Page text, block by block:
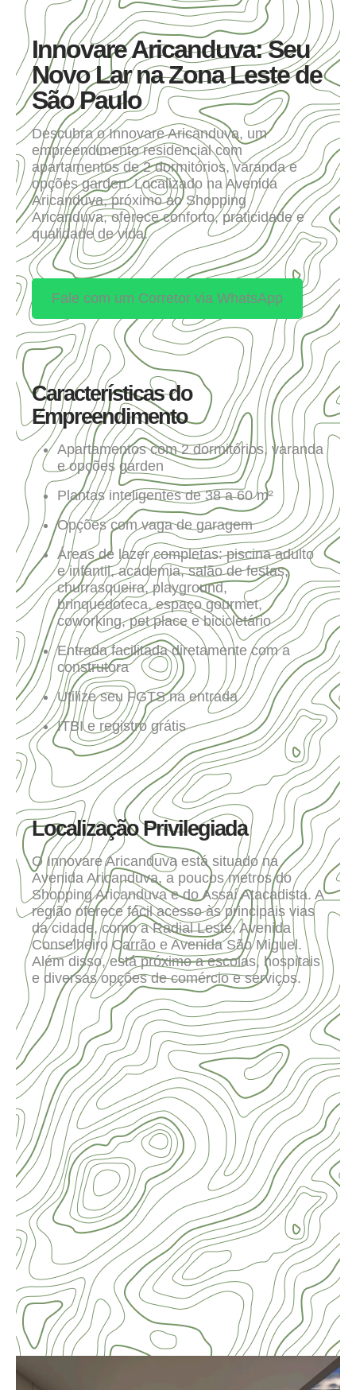
Innovare Aricanduva: Seu
Novo Lar na Zona Leste de
São Paulo
Descubra o Innovare Aricanduva, um
empreendimento residencial com
apartamentos de 2 dormitórios, varanda e
opções garden. Localizado na Avenida
Aricanduva, próximo ao Shopping
Aricanduva, oferece conforto, praticidade e
qualidade de vida.
Fale com um Corretor via WhatsApp
Características do
Empreendimento
Apartamentos com 2 dormitórios, varanda
e opções garden
Plantas inteligentes de 38 a 60 m²
Opções com vaga de garagem
Áreas de lazer completas: piscina adulto
e infantil, academia, salão de festas,
churrasqueira, playground,
brinquedoteca, espaço gourmet,
coworking, pet place e bicicletário
Entrada facilitada diretamente com a
construtora
Utilize seu FGTS na entrada
ITBI e registro grátis
Localização Privilegiada
O Innovare Aricanduva está situado na
Avenida Aricanduva, a poucos metros do
Shopping Aricanduva e do Assaí Atacadista. A
região oferece fácil acesso às principais vias
da cidade, como a Radial Leste, Avenida
Conselheiro Carrão e Avenida São Miguel.
Além disso, está próximo a escolas, hospitais
e diversas opções de comércio e serviços.